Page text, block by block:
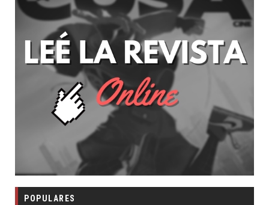
POPULARES